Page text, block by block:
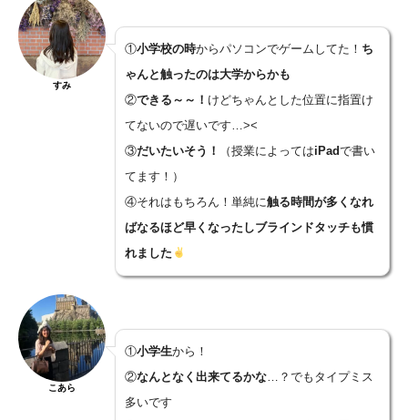
すみ
①小学校の時からパソコンでゲームしてた！ ち
ゃんと触ったのは大学からかも
②できる～～！ けどちゃんとした位置に指置け
てないので遅いです…><
③だいたいそう！ （授業によってはiPadで書い
てます！）
④それはもちろん！単純に触る時間が多くなれ
ばなるほど早くなったしブラインドタッチも慣
れました
こあら
①小学生から！
②なんとなく出来てるかな …？でもタイプミス
多いです